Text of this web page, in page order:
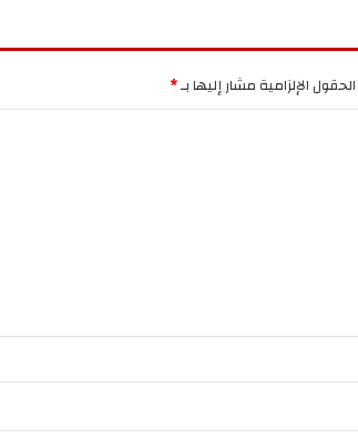
الحقول الإلزامية مشار إليها بـ*